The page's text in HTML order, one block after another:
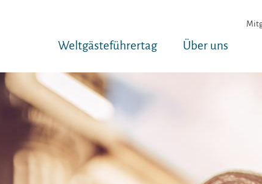
Weltgäst­eführertag Über uns